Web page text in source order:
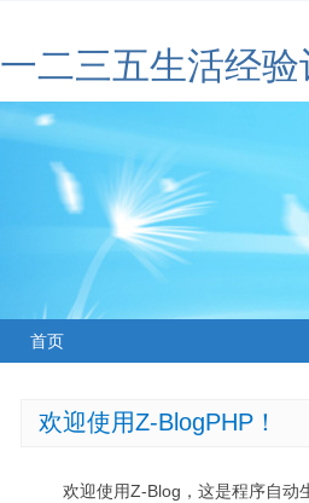
一二三五生活经验
首页
欢迎使用Z-BlogPHP！
欢迎使用Z-Blog，这是程序自动